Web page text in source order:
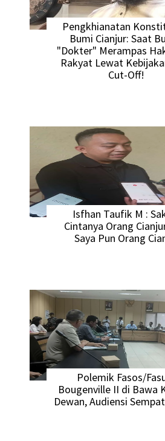
Pengkhianatan
Bumi Cianjur: Saat
"Dokter" Merampas
Rakyat Lewat
Cut-Off!
Isfhan Taufik M :
Cintanya Orang
Saya Pun Orang
Polemik Fasos/
Bougenville II di Bawa
Dewan, Audiensi